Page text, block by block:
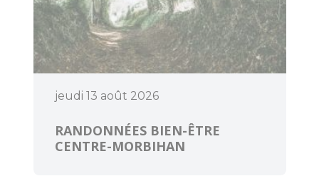
jeudi 13 août 2026
RANDONNÉES BIEN-ÊTRE
CENTRE-MORBIHAN